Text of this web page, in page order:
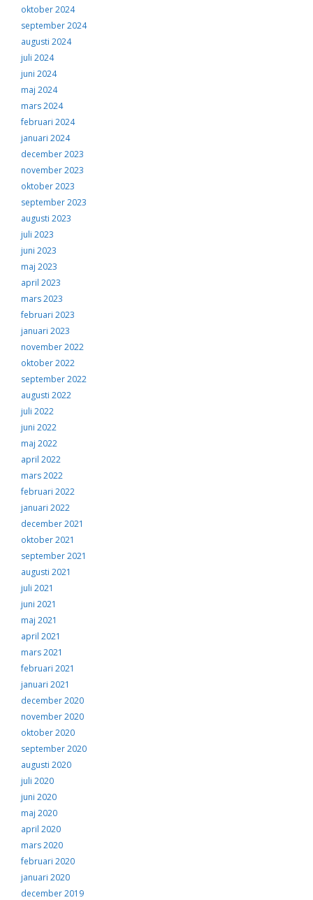
oktober 2024
september 2024
augusti 2024
juli 2024
juni 2024
maj 2024
mars 2024
februari 2024
januari 2024
december 2023
november 2023
oktober 2023
september 2023
augusti 2023
juli 2023
juni 2023
maj 2023
april 2023
mars 2023
februari 2023
januari 2023
november 2022
oktober 2022
september 2022
augusti 2022
juli 2022
juni 2022
maj 2022
april 2022
mars 2022
februari 2022
januari 2022
december 2021
oktober 2021
september 2021
augusti 2021
juli 2021
juni 2021
maj 2021
april 2021
mars 2021
februari 2021
januari 2021
december 2020
november 2020
oktober 2020
september 2020
augusti 2020
juli 2020
juni 2020
maj 2020
april 2020
mars 2020
februari 2020
januari 2020
december 2019